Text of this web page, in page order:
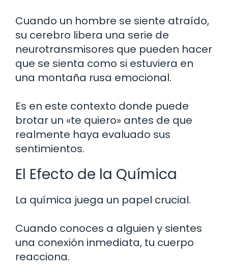
Cuando un hombre se siente atraído,
su cerebro libera una serie de
neurotransmisores que pueden hacer
que se sienta como si estuviera en
una montaña rusa emocional.
Es en este contexto donde puede
brotar un «te quiero» antes de que
realmente haya evaluado sus
sentimientos.
El Efecto de la Química
La química juega un papel crucial.
Cuando conoces a alguien y sientes
una conexión inmediata, tu cuerpo
reacciona.